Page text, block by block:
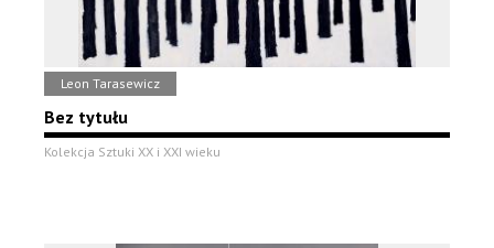
Leon Tarasewicz
Bez tytułu
Kolekcja Sztuki XX i XXI wieku